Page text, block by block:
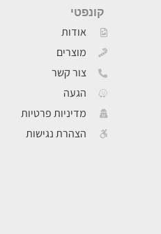
קונפטי
אודות
מוצרים
צור קשר
הגעה
מדיניות פרטיות
הצהרת נגישות